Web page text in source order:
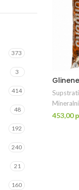
373
3
414
48
192
240
21
160
Supstrati
Mineralni
453,00